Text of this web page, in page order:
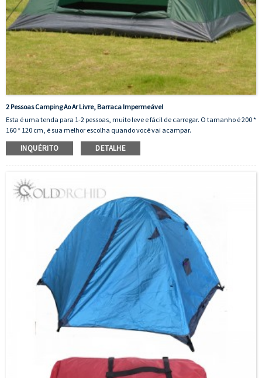
2 Pessoas Camping Ao Ar Livre, Barraca Impermeável
Esta é uma tenda para 1-2 pessoas, muito leve e fácil de carregar. O tamanho é 200 *
160 * 120 cm, é sua melhor escolha quando você vai acampar.
INQUÉRITO DETALHE